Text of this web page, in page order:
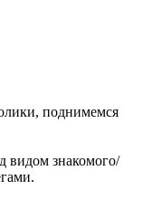
поднимемся
видом знакомого/